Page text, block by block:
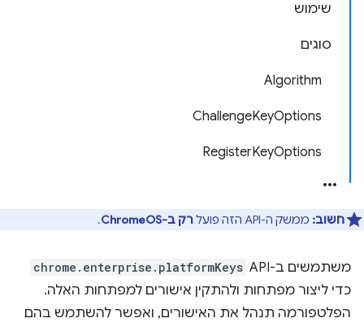
שימוש
סוגים
Algorithm
ChallengeKeyOptions
RegisterKeyOptions
חשוב: ממשק ה-API הזה פועל רק ב-ChromeOS .
משתמשים ב-API‏ chrome.enterprise.platformKeys
כדי ליצור מפתחות ולהתקין אישורים למפתחות האלה.
הפלטפורמה תנהל את האישורים, ואפשר להשתמש בהם